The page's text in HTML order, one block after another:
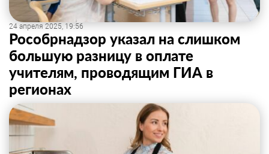
24 апреля 2025, 19:56
Рособрнадзор указал на слишком
большую разницу в оплате
учителям, проводящим ГИА в
регионах